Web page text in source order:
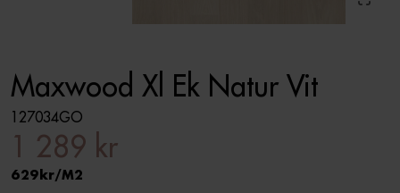
Maxwood Xl Ek Natur Vit
127034GO
1 289 kr
629 M2